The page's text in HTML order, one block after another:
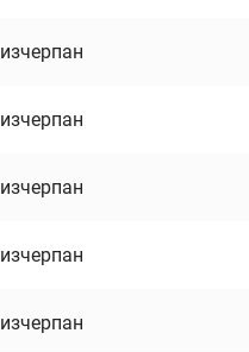
изчерпан
изчерпан
изчерпан
изчерпан
изчерпан